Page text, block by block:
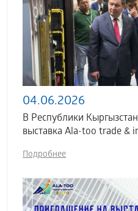
04.06.2026
В Республики
выставка Аla-too trade &
Подробнее